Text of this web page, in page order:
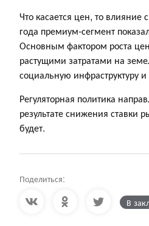
Что касается цен, то
года премиум-сегмент
Основным фактором роста цен
растущими затратами на
социальную инфраструктуру
Регуляторная политика
результате снижения ставки
будет.
Поделиться:
В